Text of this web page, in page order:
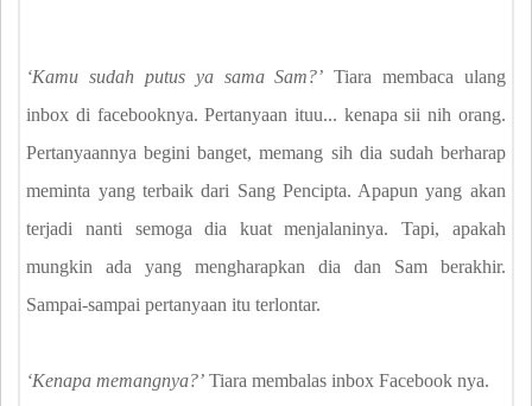
‘Kamu sudah putus ya sama Sam?’ Tiara membaca ulang
inbox di facebooknya. Pertanyaan ituu... kenapa sii nih orang.
Pertanyaannya begini banget, memang sih dia sudah berharap
meminta yang terbaik dari Sang Pencipta. Apapun yang akan
terjadi nanti semoga dia kuat menjalaninya. Tapi, apakah
mungkin ada yang mengharapkan dia dan Sam berakhir.
Sampai-sampai pertanyaan itu terlontar.
‘Kenapa memangnya?’ Tiara membalas inbox Facebook nya.